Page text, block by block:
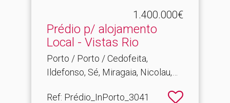
1.400.000€
Prédio p/ alojamento
Local - Vistas Rio
Porto / Porto / Cedofeita,
Ildefonso, Sé, Miragaia, Nicolau,
Ref: Prédio_InPorto_3041